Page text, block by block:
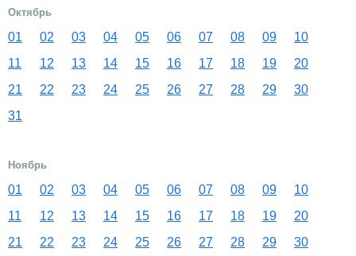
Октябрь
01 02 03 04 05 06 07 08 09
10
11
12 13 14 15 16 17 18 19
20
21
22 23 24 25 26 27 28 29
30
31
Ноябрь
01 02 03 04 05 06 07 08 09
10
11
12 13 14 15 16 17 18 19
20
21
22 23 24 25 26 27 28 29 30